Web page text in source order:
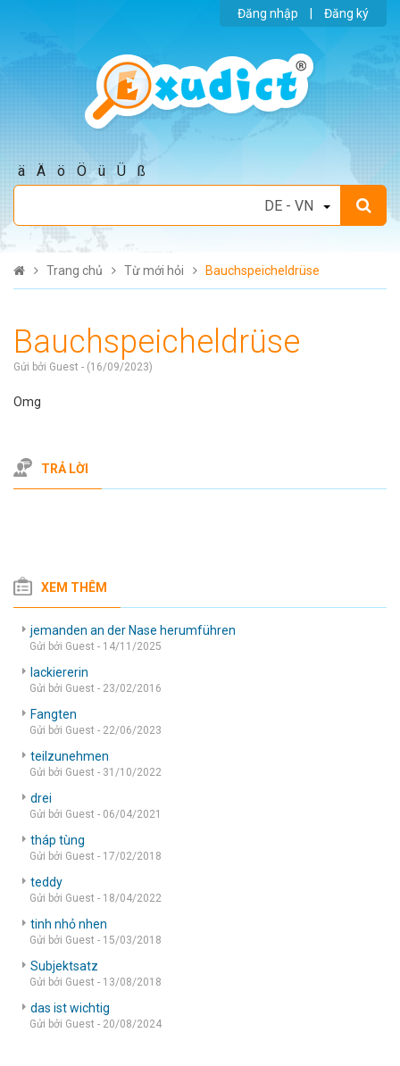
Đăng nhập Đăng ký
ä Ä ö Ö ü Ü ß
Trang chủ Từ mới hỏi Bauchspeicheldrüse
Bauchspeicheldrüse
Gửi bởi Guest - (16/09/2023)
Omg
TRẢ LỜI
XEM THÊM
jemanden an der Nase herumführen
Gửi bởi Guest - 14/11/2025
lackiererin
Gửi bởi Guest - 23/02/2016
Fangten
Gửi bởi Guest - 22/06/2023
teilzunehmen
Gửi bởi Guest - 31/10/2022
drei
Gửi bởi Guest - 06/04/2021
tháp tùng
Gửi bởi Guest - 17/02/2018
teddy
Gửi bởi Guest - 18/04/2022
tinh nhỏ nhen
Gửi bởi Guest - 15/03/2018
Subjektsatz
Gửi bởi Guest - 13/08/2018
das ist wichtig
Gửi bởi Guest - 20/08/2024